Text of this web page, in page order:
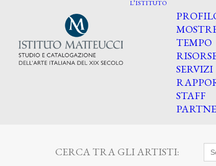
L’ISTITUTO
TEMPO
SERVIZI
STAFF
CERCA TRA GLI ARTISTI: